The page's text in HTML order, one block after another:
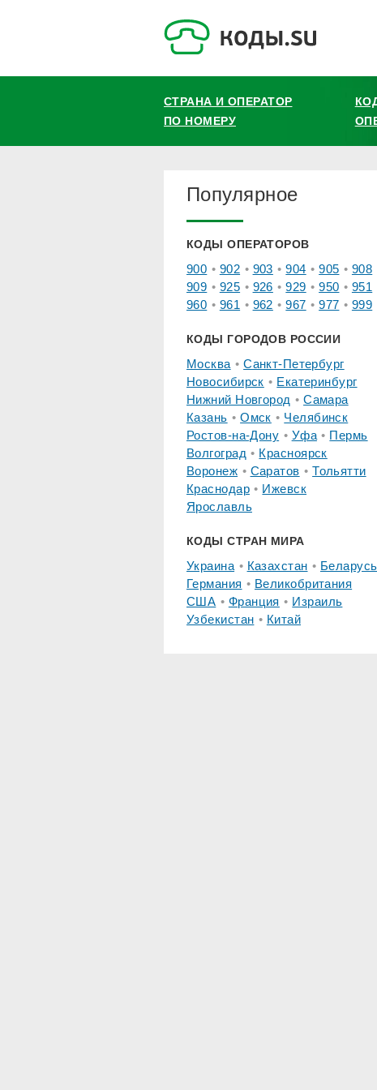
СТРАНА И ОПЕРАТОР
ПО НОМЕРУ
Популярное
КОДЫ ОПЕРАТОРОВ
900 902 903 904 905
908
909
925 926 929 950
951
960
961 962 967 977 999
КОДЫ ГОРОДОВ РОССИИ
Москва
Санкт-Петербург
Новосибирск
Екатеринбург
Нижний Новгород
Самара
Казань
Омск
Челябинск
Ростов-на-Дону
Уфа
Пермь
Волгоград
Красноярск
Воронеж
Саратов
Тольятти
Краснодар
Ижевск
Ярославль
КОДЫ СТРАН МИРА
Украина Казахстан
Беларусь
Германия
Великобритания
США
Франция
Израиль
Узбекистан
Китай